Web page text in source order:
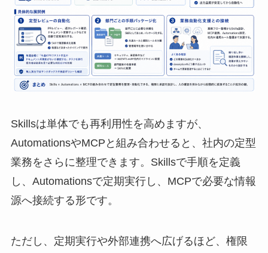
Skillsは単体でも再利用性を高めますが、
AutomationsやMCPと組み合わせると、社内の定型
業務をさらに整理できます。Skillsで手順を定義
し、Automationsで定期実行し、MCPで必要な情報
源へ接続する形です。
ただし、定期実行や外部連携へ広げるほど、権限